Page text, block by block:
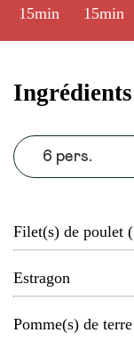
15min 15min
6 pers.
Filet(s) de poulet
Estragon
Pomme(s) de